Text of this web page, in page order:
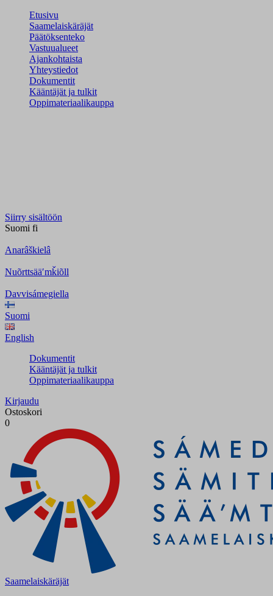
Etusivu
Saamelaiskäräjät
Päätöksenteko
Vastuualueet
Ajankohtaista
Yhteystiedot
Dokumentit
Kääntäjät ja tulkit
Oppimateriaalikauppa
Siirry sisältöön
Suomi fi
Anarâškielâ
Nuõrttsääʹmǩiõll
Davvisámegiella
Suomi
English
Dokumentit
Kääntäjät ja tulkit
Oppimateriaalikauppa
Kirjaudu
Ostoskori
0
Saamelaiskäräjät